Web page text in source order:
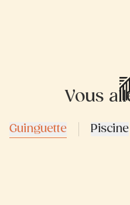
Vous
Guinguette Piscine